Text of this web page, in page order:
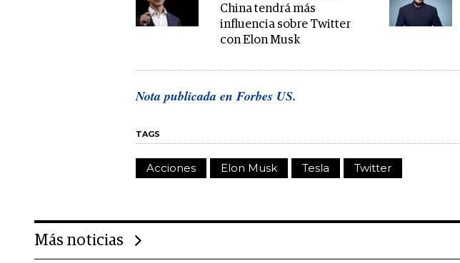
China tendrá más
influencia sobre Twitter
con Elon Musk
Nota publicada en Forbes US.
TAGS
Acciones Elon Musk Tesla Twitter
Más noticias